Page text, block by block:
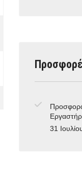
31